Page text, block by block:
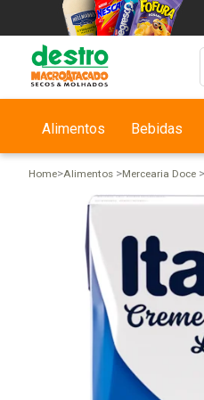
Alimentos Bebidas
Home Alimentos Mercearia Doce